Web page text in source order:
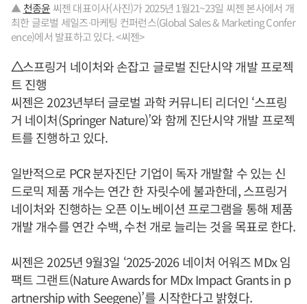
▲ 천종윤 씨젠 대표이사(사진)가 2025년 1월21~23일 씨젠 본사에서 개
최한 글로벌 세일즈∙마케팅 컨퍼런스(Global Sales & Marketing Confer
ence)에서 발표하고 있다. <씨젠>
△스프링거 네이처와 손잡고 글로벌 진단시약 개발 프로젝
트 진행
씨젠은 2023년부터 글로벌 과학 커뮤니티 리더인 ‘스프링
거 네이처(Springer Nature)’와 함께 진단시약 개발 프로젝
트를 진행하고 있다.
일반적으로 PCR 분자진단 기업이 독자 개발할 수 있는 신
드로믹 제품 개수는 연간 한 자릿수에 불과한데, 스프링거
네이처와 진행하는 오픈 이노베이션 프로그램을 통해 제품
개발 개수를 연간 수백, 수천 개로 늘리는 것을 목표로 한다.
씨젠은 2025년 9월3일 ‘2025-2026 네이처 어워즈 MDx 임
팩트 그랜트(Nature Awards for MDx Impact Grants in p
artnership with Seegene)’를 시작한다고 밝혔다.